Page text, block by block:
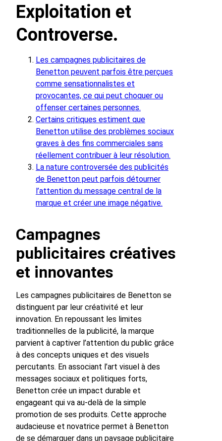
Exploitation et
Controverse.
Les campagnes publicitaires de
Benetton peuvent parfois être perçues
comme sensationnalistes et
provocantes, ce qui peut choquer ou
offenser certaines personnes.
Certains critiques estiment que
Benetton utilise des problèmes sociaux
graves à des fins commerciales sans
réellement contribuer à leur résolution.
La nature controversée des publicités
de Benetton peut parfois détourner
l’attention du message central de la
marque et créer une image négative.
Campagnes
publicitaires créatives
et innovantes
Les campagnes publicitaires de Benetton se
distinguent par leur créativité et leur
innovation. En repoussant les limites
traditionnelles de la publicité, la marque
parvient à captiver l’attention du public grâce
à des concepts uniques et des visuels
percutants. En associant l’art visuel à des
messages sociaux et politiques forts,
Benetton crée un impact durable et
engageant qui va au-delà de la simple
promotion de ses produits. Cette approche
audacieuse et novatrice permet à Benetton
de se démarquer dans un paysage publicitaire